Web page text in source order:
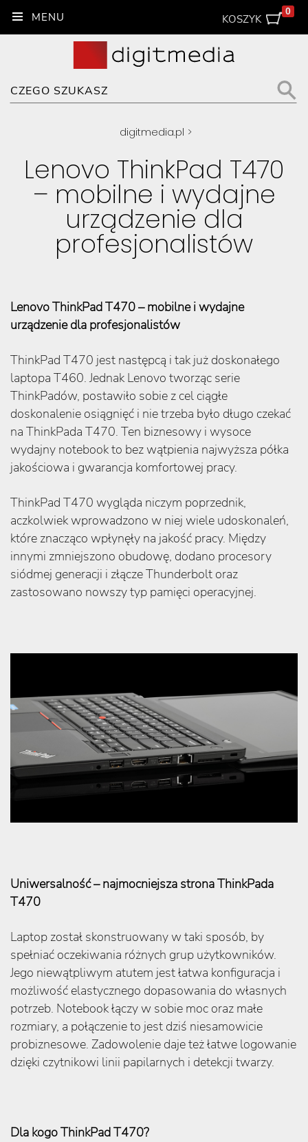
KOSZYK
0
digitmedia.pl >
Lenovo ThinkPad T470
– mobilne i wydajne
urządzenie dla
profesjonalistów
Lenovo ThinkPad T470 – mobilne i wydajne
urządzenie dla profesjonalistów
ThinkPad T470 jest następcą i tak już doskonałego
laptopa T460. Jednak Lenovo tworząc serie
ThinkPadów, postawiło sobie z cel ciągłe
doskonalenie osiągnięć i nie trzeba było długo czekać
na ThinkPada T470. Ten biznesowy i wysoce
wydajny notebook to bez wątpienia najwyższa półka
jakościowa i gwarancja komfortowej pracy.
ThinkPad T470 wygląda niczym poprzednik,
aczkolwiek wprowadzono w niej wiele udoskonaleń,
które znacząco wpłynęły na jakość pracy. Między
innymi zmniejszono obudowę, dodano procesory
siódmej generacji i złącze Thunderbolt oraz
zastosowano nowszy typ pamięci operacyjnej.
Uniwersalność – najmocniejsza strona ThinkPada
T470
Laptop został skonstruowany w taki sposób, by
spełniać oczekiwania różnych grup użytkowników.
Jego niewątpliwym atutem jest łatwa konfiguracja i
możliwość elastycznego dopasowania do własnych
potrzeb. Notebook łączy w sobie moc oraz małe
rozmiary, a połączenie to jest dziś niesamowicie
probiznesowe. Zadowolenie daje też łatwe logowanie
dzięki czytnikowi linii papilarnych i detekcji twarzy.
Dla kogo ThinkPad T470?